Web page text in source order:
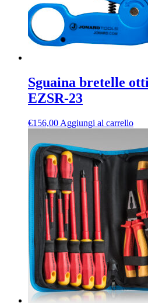
Sguaina bretelle
EZSR-23
€156,00 Aggiungi al carrello